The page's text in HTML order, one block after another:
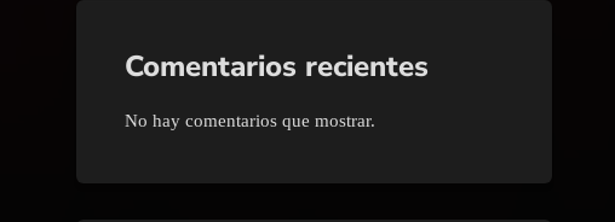
Comentarios recientes
No hay comentarios que mostrar.